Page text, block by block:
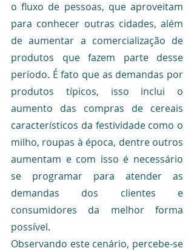
o fluxo de pessoas, que aproveitam
para conhecer outras cidades, além
de aumentar a comercialização de
produtos que fazem parte desse
período. É fato que as demandas por
produtos típicos, isso inclui o
aumento das compras de cereais
característicos da festividade como o
milho, roupas à época, dentre outros
aumentam e com isso é necessário
se programar para atender as
demandas dos clientes e
consumidores da melhor forma
possível.
Observando este cenário, percebe-se